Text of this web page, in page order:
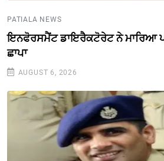
PATIALA NEWS
ਇਨਫੋਰਸਮੈਂਟ ਡਾਇਰੈਕਟੋਰੇਟ ਨੇ ਮਾਰਿਆ
ਛਾਪਾ
AUGUST 6, 2026